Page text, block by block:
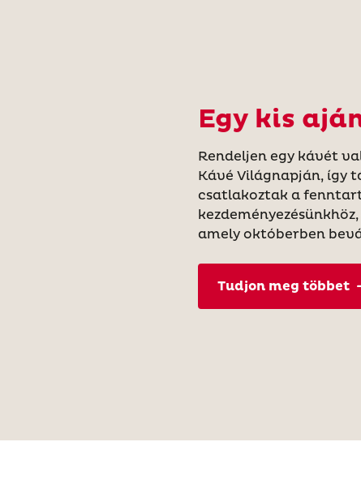
Egy kis
Rendeljen egy kávét
Kávé Világnapján, így
csatlakoztak a
amely októberben
Tudjon meg többet